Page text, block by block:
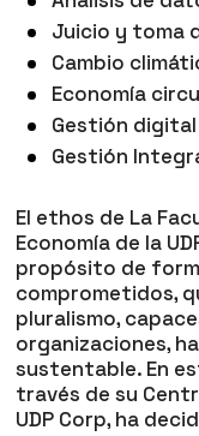
Juicio y toma
Cambio
Economía
Gestión digital
Gestión
El ethos de La
Economía de la
propósito de
comprometidos,
pluralismo,
organizaciones,
sustentable. En
través de su
UDP Corp, ha